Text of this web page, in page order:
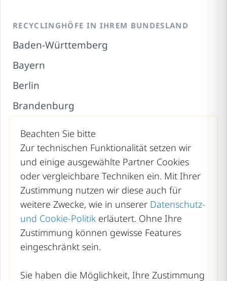
RECYCLINGHÖFE IN IHREM BUNDESLAND
Baden-Württemberg
Bayern
Berlin
Brandenburg
Hamburg
Hessen
Mecklenburg-Vorpommern
Niedersachsen
Nordrhein-Westfalen
Rheinland-Pfalz
Beachten Sie bitte
Zur technischen Funktionalität setzen wir
und einige ausgewählte Partner Cookies
oder vergleichbare Techniken ein. Mit Ihrer
Zustimmung nutzen wir diese auch für
weitere Zwecke, wie in unserer Datenschutz-
und Cookie-Politik erläutert. Ohne Ihre
Zustimmung können gewisse Features
eingeschränkt sein.
Sie haben die Möglichkeit, Ihre Zustimmung